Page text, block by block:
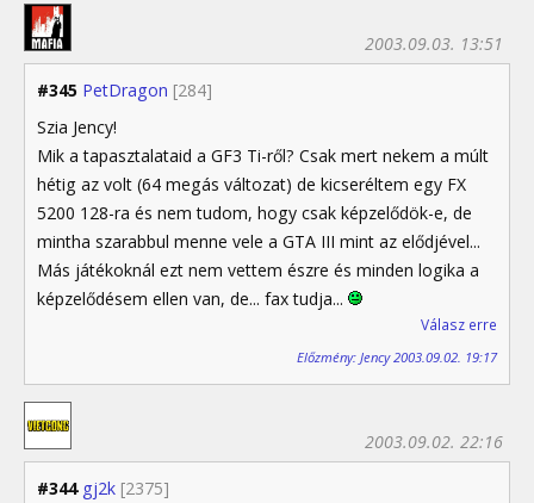
#345 PetDragon [284]
2003.09.03. 13:51
Szia Jency!
Mik a tapasztalataid a GF3 Ti-ről? Csak mert nekem a múlt
hétig az volt (64 megás változat) de kicseréltem egy FX
5200 128-ra és nem tudom, hogy csak képzelődök-e, de
mintha szarabbul menne vele a GTA III mint az elődjével...
Más játékoknál ezt nem vettem észre és minden logika a
képzelődésem ellen van, de... fax tudja...
Válasz erre
Előzmény: Jency 2003.09.02. 19:17
#344 gj2k [2375]
2003.09.02. 22:16